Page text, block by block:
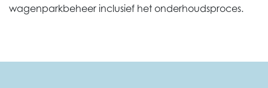
wagenparkbeheer inclusief het onderhoudsproces.